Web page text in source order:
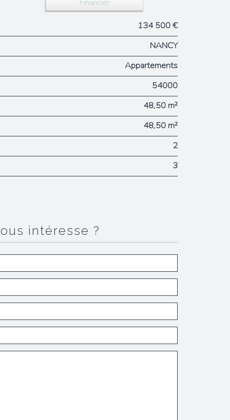
Financier
134 500 €
NANCY
Appartements
54000
48,50 m²
48,50 m²
2
3
intéresse ?